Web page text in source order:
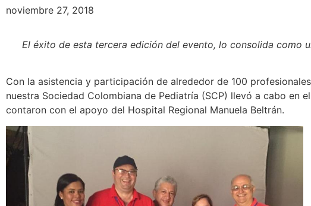
noviembre 27, 2018
El éxito de esta tercera edición del evento, lo consolida como
Con la asistencia y participación de alrededor de 100
nuestra Sociedad Colombiana de Pediatría (SCP) llevó a cabo en
contaron con el apoyo del Hospital Regional Manuela Beltrán.